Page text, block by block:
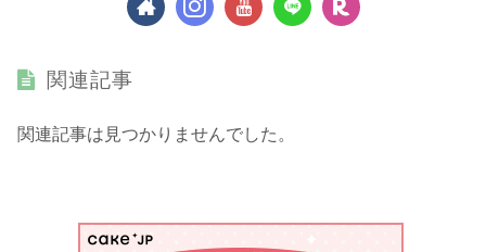
関連記事
関連記事は見つかりませんでした。